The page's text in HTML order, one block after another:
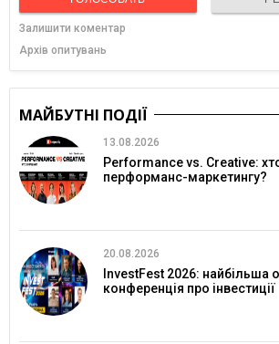
Залишити коментар
Архів опитувань
МАЙБУТНІ ПОДІЇ
13.08.2026
Performance vs. Creative:
перформанс-маркетингу?
20.08.2026
InvestFest 2026: найбільша
конференція про інвестиції